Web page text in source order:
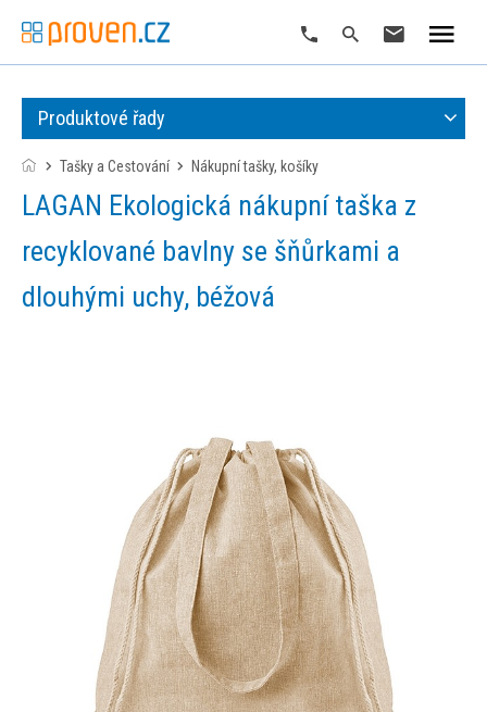
Produktové řady
Tašky a Cestování nákupní tašky, košíky
LAGAN Ekologická nákupní taška z
recyklované bavlny se šňůrkami a
dlouhými uchy, béžová